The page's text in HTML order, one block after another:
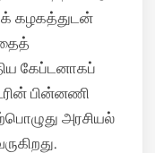
கழகத்துடன்
கேப்டனாகப்
பின்னணி
அரசியல்